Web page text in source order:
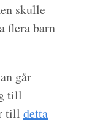
skulle
flera barn
går
till
till detta